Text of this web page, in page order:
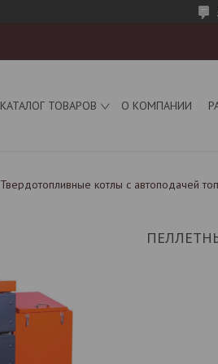
КАТАЛОГ ТОВАРОВ О КОМПАНИИ
Твердотопливные котлы с автоподачей